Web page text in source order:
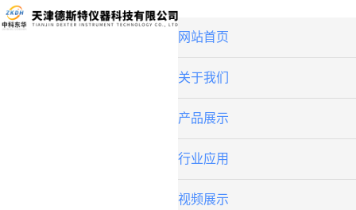
网站首页
关于我们
产品展示
行业应用
视频展示